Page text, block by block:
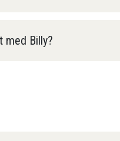
med Billy?